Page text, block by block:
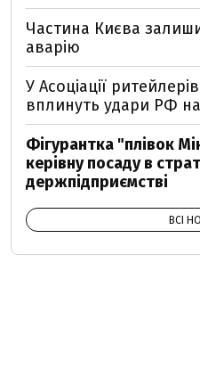
Частина Києва
аварію
У Асоціації
вплинуть удари РФ
Фігурантка "плівок
керівну посаду в
держпідприємстві
ВСІ